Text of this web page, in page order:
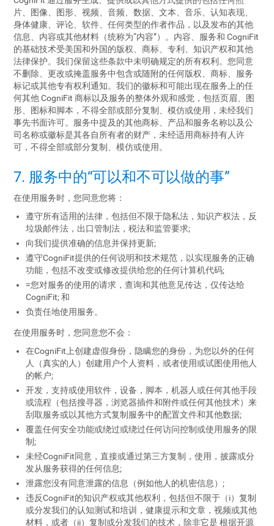
片、图像、图形、视频、音频、数据、文本、音乐、认知表现、
身体健康、评论、软件、任何类型的作者作品，以及发布的其他
信息、内容或其他材料（统称为“内容”）。内容、服务和 CogniFit
的基础技术受美国和外国的版权、商标、专利、知识产权和其他
法律保护。我们保留这些条款中未明确规定的所有权利。您同意
不删除、更改或掩盖服务中包含或随附的任何版权、商标、服务
标记或其他专有权利通知。我们的徽标和可能出现在服务上的任
何其他 CogniFit 商标以及服务的整体外观和感觉，包括页眉、图
形、图标和脚本，不得全部或部分复制、模仿或使用，未经我们
事先书面许可。服务中提及的其他商标、产品和服务名称以及公
司名称或徽标是其各自所有者的财产，未经适用商标持有人许
可，不得全部或部分复制、模仿或使用。
7. 服务中的“可以和不可以做的事”
在使用服务时，您同意您将：
遵守所有适用的法律，包括但不限于隐私法，知识产权法，反
垃圾邮件法，出口管制法，税法和监管要求;
向我们提供准确的信息并保持更新;
遵守CogniFit提供的任何说明和技术规范，以实现服务的正确
功能，包括不改变或修改提供给您的任何计算机代码;
=您对服务的使用的请求，查询和其他意见传达，仅传达给
CogniFit; 和
负责任地使用服务。
在使用服务时，您同意您不会：
在CogniFit上创建虚假身份，隐瞒您的身份，为您以外的任何
人（真实的人）创建用户个人资料，或者使用或试图使用他人
的帐户;
开发，支持或使用软件，设备，脚本，机器人或任何其他手段
或流程（包括搜寻器，浏览器插件和附件或任何其他技术）来
刮取服务或以其他方式复制服务中的配置文件和其他数据;
覆盖任何安全功能或绕过或绕过任何访问控制或使用服务的限
制;
未经CogniFit同意，直接或通过第三方复制，使用，披露或分
发从服务获得的任何信息;
泄露您没有同意泄露的信息（例如他人的机密信息）;
违反CogniFit的知识产权或其他权利，包括但不限于（i）复制
或分发我们的认知测试和培训，健康提示和文章，视频或其他
材料，或者（ii）复制或分发我们的技术，除非它是 根据开源